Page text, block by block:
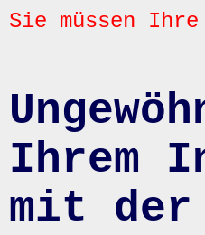
Sie müssen
Ihrem
mit der